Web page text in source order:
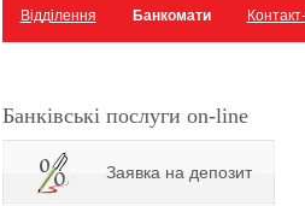
Відділення Банкомати
Банківські послуги on-line
Заявка на депозит